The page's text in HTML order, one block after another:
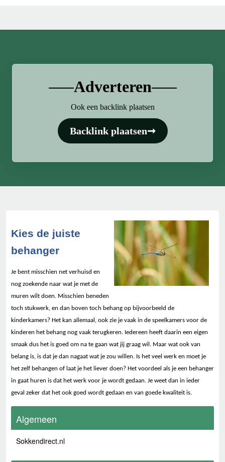
Adverteren
Ook een backlink plaatsen
Backlink plaatsen➞
Kies de juiste
behanger
Je bent misschien net verhuisd en
nog zoekende naar wat je met de
muren wilt doen. Misschien beneden
toch stukwerk, en dan boven toch behang op bijvoorbeeld de
kinderkamers? Het kan allemaal, ook zie je vaak in de speelkamers voor de
kinderen het behang nog vaak terugkeren. Iedereen heeft daarin een eigen
smaak dus het is goed om na te gaan wat jij graag wil. Maar wat ook van
belang is, is dat je dan nagaat wat je zou willen. Is het veel werk en moet je
het zelf behangen of laat je het liever doen? Het voordeel als je een behanger
in gaat huren is dat het werk voor je wordt gedaan. Je weet dan in ieder
geval zeker dat het ook goed wordt gedaan en van goede kwaliteit is.
Algemeen
Sokkendirect.nl